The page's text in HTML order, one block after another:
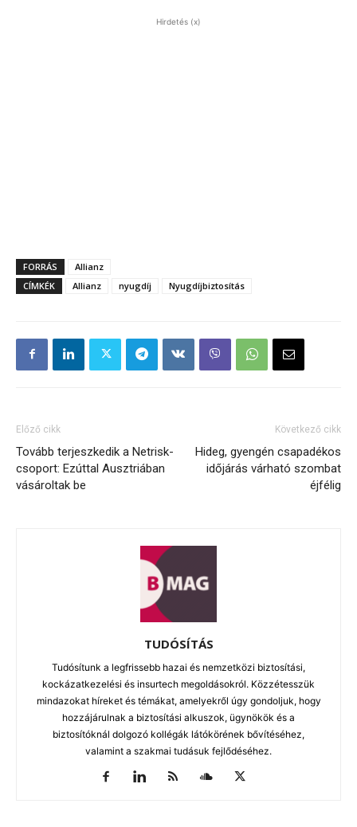
Hirdetés (x)
FORRÁS
Allianz
CÍMKÉK
Allianz nyugdíj Nyugdíjbiztosítás
Előző cikk
Tovább terjeszkedik a Netrisk-
csoport: Ezúttal Ausztriában
vásároltak be
Következő cikk
Hideg, gyengén csapadékos
időjárás várható szombat
éjfélig
TUDÓSÍTÁS
Tudósítunk a legfrissebb hazai és nemzetközi biztosítási,
kockázatkezelési és insurtech megoldásokról. Közzétesszük
mindazokat híreket és témákat, amelyekről úgy gondoljuk, hogy
hozzájárulnak a biztosítási alkuszok, ügynökök és a
biztosítóknál dolgozó kollégák látókörének bővítéséhez,
valamint a szakmai tudásuk fejlődéséhez.